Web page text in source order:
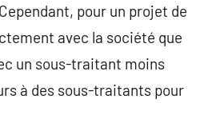
pour un projet de
avec la société que
un sous-traitant moins
à des sous-traitants pour